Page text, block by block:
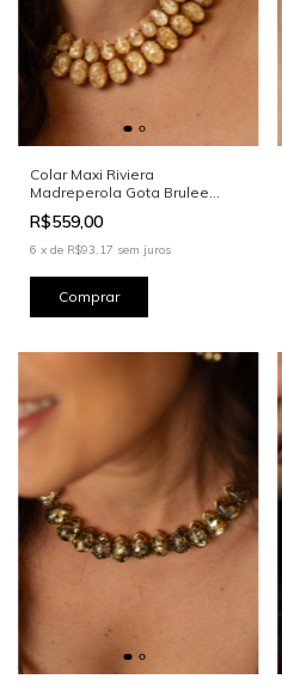
Colar Maxi Riviera
Madreperola Gota Brulee
10x14
R$559,00
6 x de R$93,17 sem juros